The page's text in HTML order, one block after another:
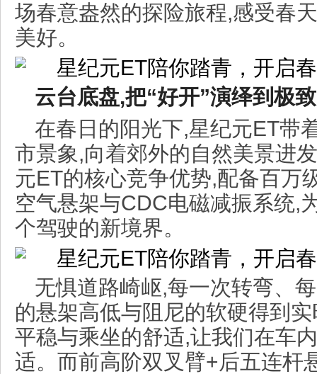
场春意盎然的探险旅程,感受春
美好。
云台底盘,把“好开”演绎到极致
在春日的阳光下,星纪元ET带
市景象,向着郊外的自然美景进
元ET的核心竞争优势,配备百万
空气悬架与CDC电磁减振系统,
个驾驶的新境界。
无惧道路崎岖,每一次转弯、
的悬架高低与阻尼的软硬得到
平稳与乘坐的舒适,让我们在车
适。而前高阶双叉臂+后五连杆